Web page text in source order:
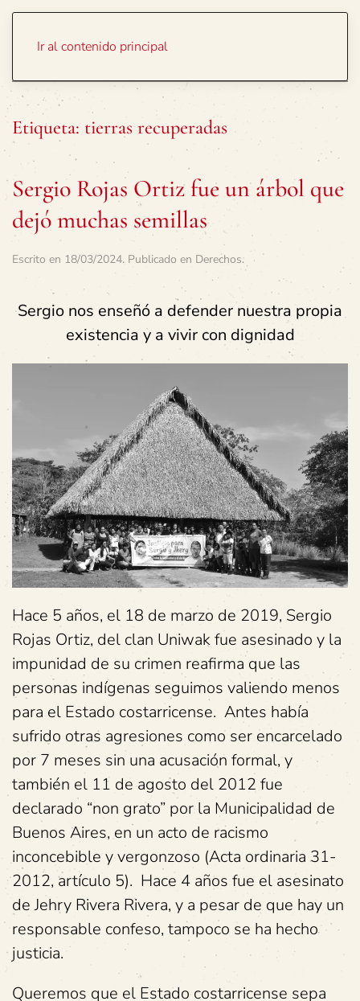
Ir al contenido principal
Etiqueta: tierras recuperadas
Sergio Rojas Ortiz fue un árbol que
dejó muchas semillas
Escrito en 18/03/2024. Publicado en Derechos.
Sergio nos enseñó a defender nuestra propia
existencia y a vivir con dignidad
Hace 5 años, el 18 de marzo de 2019, Sergio
Rojas Ortiz, del clan Uniwak fue asesinado y la
impunidad de su crimen reafirma que las
personas indígenas seguimos valiendo menos
para el Estado costarricense. Antes había
sufrido otras agresiones como ser encarcelado
por 7 meses sin una acusación formal, y
también el 11 de agosto del 2012 fue
declarado “non grato” por la Municipalidad de
Buenos Aires, en un acto de racismo
inconcebible y vergonzoso (Acta ordinaria 31-
2012, artículo 5). Hace 4 años fue el asesinato
de Jehry Rivera Rivera, y a pesar de que hay un
responsable confeso, tampoco se ha hecho
justicia.
Queremos que el Estado costarricense sepa